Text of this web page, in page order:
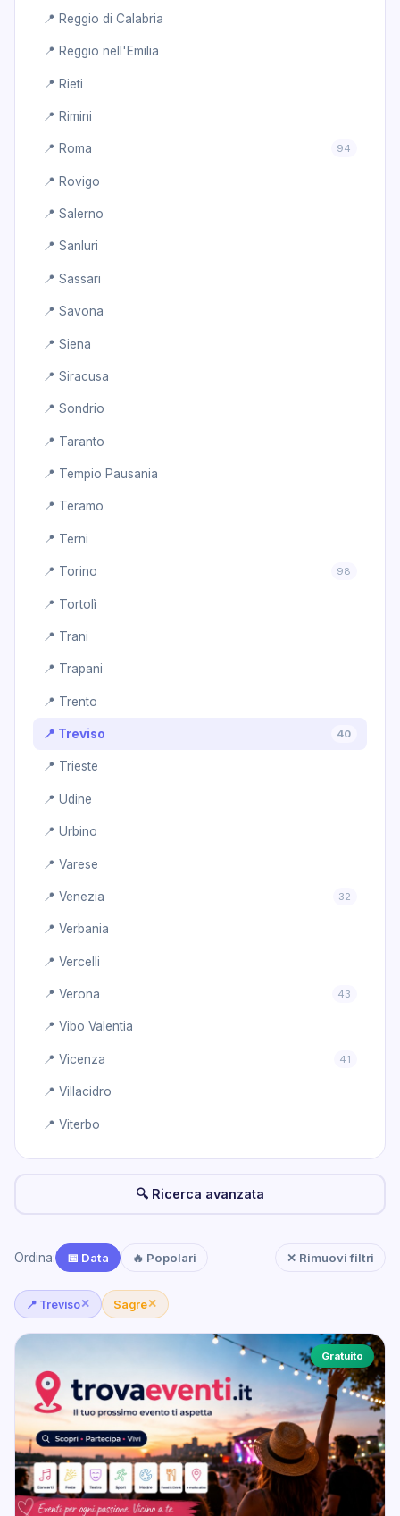
📍 Reggio di Calabria
📍 Reggio nell'Emilia
📍 Rieti
📍 Rimini
📍 Roma 94
📍 Rovigo
📍 Salerno
📍 Sanluri
📍 Sassari
📍 Savona
📍 Siena
📍 Siracusa
📍 Sondrio
📍 Taranto
📍 Tempio Pausania
📍 Teramo
📍 Terni
📍 Torino 98
📍 Tortolì
📍 Trani
📍 Trapani
📍 Trento
📍 Treviso 40
📍 Trieste
📍 Udine
📍 Urbino
📍 Varese
📍 Venezia 32
📍 Verbania
📍 Vercelli
📍 Verona 43
📍 Vibo Valentia
📍 Vicenza 41
📍 Villacidro
📍 Viterbo
🔍 Ricerca avanzata
Ordina: 📅 Data 🔥 Popolari ✕ Rimuovi filtri
📍 Treviso✕ Sagre✕
Gratuito